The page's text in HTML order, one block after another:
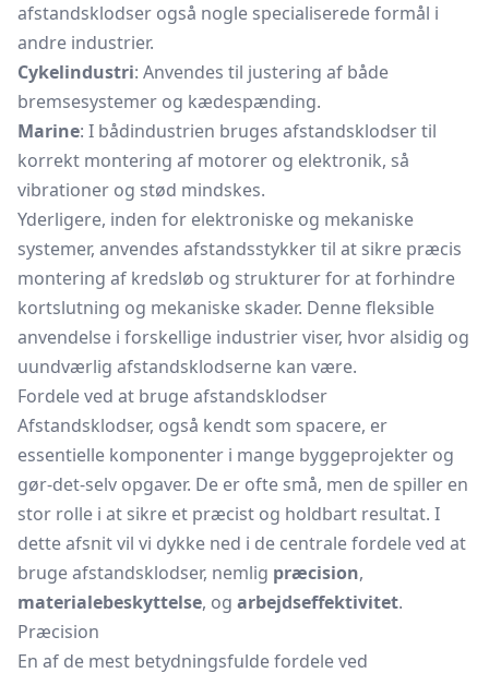
afstandsklodser også nogle specialiserede formål i
andre industrier.
Cykelindustri: Anvendes til justering af både
bremsesystemer og kædespænding.
Marine: I bådindustrien bruges afstandsklodser til
korrekt montering af motorer og elektronik, så
vibrationer og stød mindskes.
Yderligere, inden for elektroniske og mekaniske
systemer, anvendes afstandsstykker til at sikre præcis
montering af kredsløb og strukturer for at forhindre
kortslutning og mekaniske skader. Denne fleksible
anvendelse i forskellige industrier viser, hvor alsidig og
uundværlig afstandsklodserne kan være.
Fordele ved at bruge afstandsklodser
Afstandsklodser, også kendt som spacere, er
essentielle komponenter i mange byggeprojekter og
gør-det-selv opgaver. De er ofte små, men de spiller en
stor rolle i at sikre et præcist og holdbart resultat. I
dette afsnit vil vi dykke ned i de centrale fordele ved at
bruge afstandsklodser, nemlig præcision,
materialebeskyttelse, og arbejdseffektivitet.
Præcision
En af de mest betydningsfulde fordele ved